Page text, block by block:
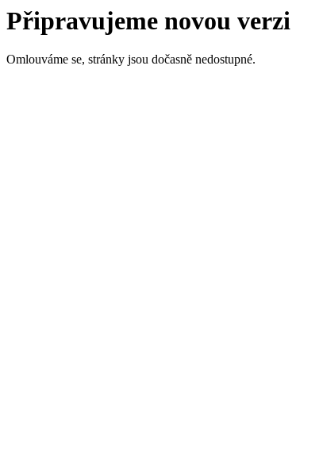
Připravujeme novou verzi
Omlouváme se, stránky jsou dočasně nedostupné.